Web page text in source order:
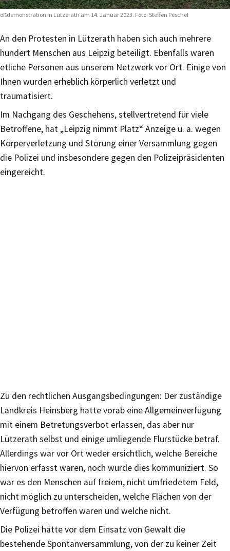
in Lützerath am 14. Januar 2023. Foto: Steffen Peschel
An den Protesten in Lützerath haben sich auch mehrere
hundert Menschen aus Leipzig beteiligt. Ebenfalls waren
etliche Personen aus unserem Netzwerk vor Ort. Einige von
Ihnen wurden erheblich körperlich verletzt und
traumatisiert.
Im Nachgang des Geschehens, stellvertretend für viele
Betroffene, hat „Leipzig nimmt Platz“ Anzeige u. a. wegen
Körperverletzung und Störung einer Versammlung gegen
die Polizei und insbesondere gegen den Polizeipräsidenten
eingereicht.
Zu den rechtlichen Ausgangsbedingungen: Der zuständige
Landkreis Heinsberg hatte vorab eine Allgemeinverfügung
mit einem Betretungsverbot erlassen, das aber nur
Lützerath selbst und einige umliegende Flurstücke betraf.
Allerdings war vor Ort weder ersichtlich, welche Bereiche
hiervon erfasst waren, noch wurde dies kommuniziert. So
war es den Menschen auf freiem, nicht umfriedetem Feld,
nicht möglich zu unterscheiden, welche Flächen von der
Verfügung betroffen waren und welche nicht.
Die Polizei hätte vor dem Einsatz von Gewalt die
bestehende Spontanversammlung, von der zu keiner Zeit